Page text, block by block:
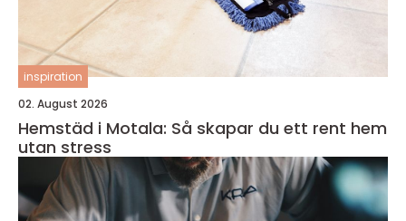
inspiration
02. August 2026
Hemstäd i Motala: Så skapar du ett rent hem
utan stress